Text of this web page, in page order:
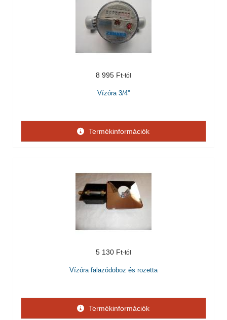
8 995 Ft
Vízóra 3/4''
Termékinformációk
5 130 Ft
Vízóra falazódoboz és rozetta
Termékinformációk